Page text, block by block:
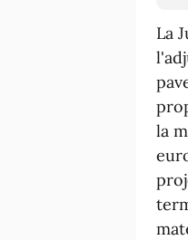
La
la